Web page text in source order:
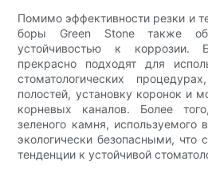
Помимо эффективности резки и
боры Green Stone также
устойчивостью к коррозии.
прекрасно подходят для
стоматологических
полостей, установку коронок и
корневых каналов. Более
зеленого камня, используемого
экологически безопасными, что
тенденции к устойчивой